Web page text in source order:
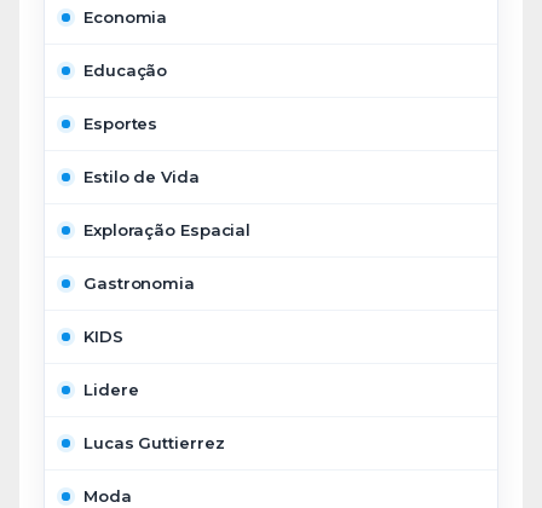
Economia
Educação
Esportes
Estilo de Vida
Exploração Espacial
Gastronomia
KIDS
Lidere
Lucas Guttierrez
Moda